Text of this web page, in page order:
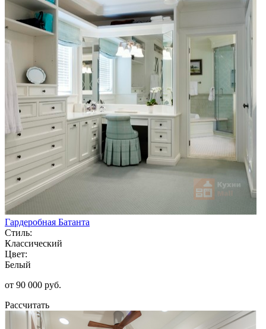
Гардеробная Батанта
Стиль:
Классический
Цвет:
Белый
от 90 000 руб.
Рассчитать